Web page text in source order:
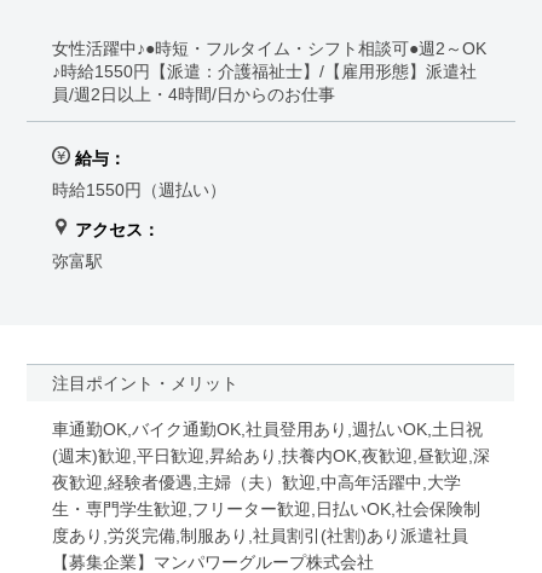
女性活躍中♪●時短・フルタイム・シフト相談可●週2～OK
♪時給1550円【派遣：介護福祉士】/【雇用形態】派遣社
員/週2日以上・4時間/日からのお仕事
給与：
時給1550円（週払い）
アクセス：
弥富駅
注目ポイント・メリット
車通勤OK,バイク通勤OK,社員登用あり,週払いOK,土日祝
(週末)歓迎,平日歓迎,昇給あり,扶養内OK,夜歓迎,昼歓迎,深
夜歓迎,経験者優遇,主婦（夫）歓迎,中高年活躍中,大学
生・専門学生歓迎,フリーター歓迎,日払いOK,社会保険制
度あり,労災完備,制服あり,社員割引(社割)あり派遣社員
【募集企業】マンパワーグループ株式会社